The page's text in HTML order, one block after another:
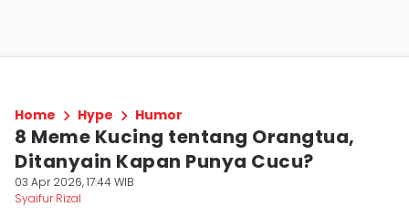
Home Hype Humor
8 Meme Kucing tentang Orangtua,
Ditanyain Kapan Punya Cucu?
03 Apr 2026, 17:44 WIB
Syaifur Rizal